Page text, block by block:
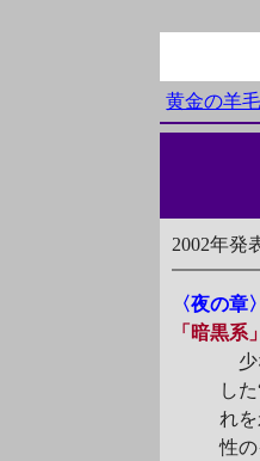
黄金の羊
2002年
〈夜の章〉
「暗黒系」
少
し
れ
性